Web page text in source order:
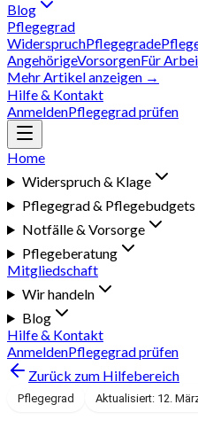
Blog
Pflegegrad
WiderspruchPflegegrade
AngehörigeVorsorgenFür
Mehr Artikel anzeigen →
Hilfe & Kontakt
AnmeldenPflegegrad prüfen
Home
Widerspruch & Klage
Pflegegrad & Pflegebudgets
Notfälle & Vorsorge
Pflegeberatung
Mitgliedschaft
Wir handeln
Blog
Hilfe & Kontakt
AnmeldenPflegegrad prüfen
Zurück zum Hilfebereich
Pflegegrad Aktualisiert: 12.